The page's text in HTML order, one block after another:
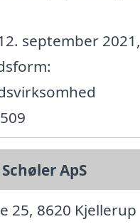
september 2021,
ApS
25, 8620 Kjellerup